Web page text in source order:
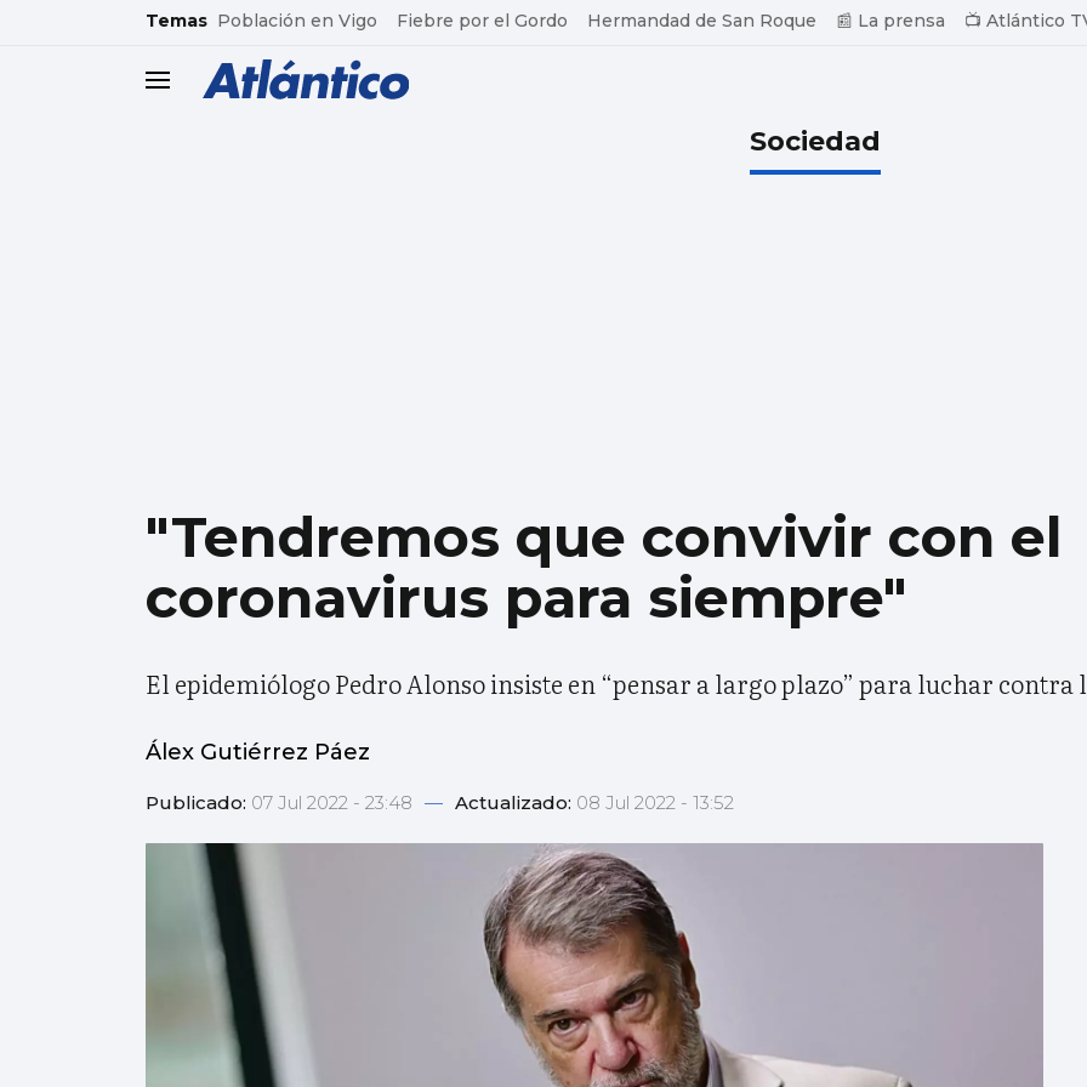
common.go-to-content
Temas Población en Vigo Fiebre por el Gordo Hermandad de San Roque 📰 La prensa 📺 Atlántico
header.menu.open
Sociedad
"Tendremos que convivir con el
coronavirus para siempre"
El epidemiólogo Pedro Alonso insiste en “pensar a largo plazo” para luchar contra
Álex Gutiérrez Páez
Publicado: 07 Jul 2022 - 23:48 — Actualizado: 08 Jul 2022 - 13:52